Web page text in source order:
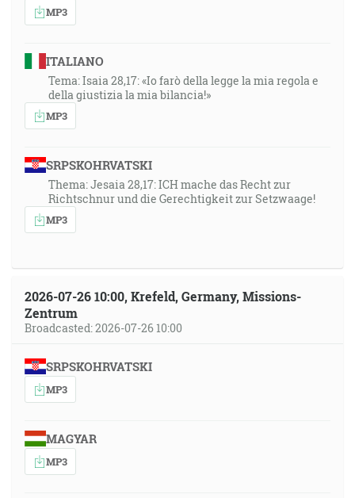
MP3
ITALIANO
Tema: Isaia 28,17: «Io farò della legge la mia regola e
della giustizia la mia bilancia!»
MP3
SRPSKOHRVATSKI
Thema: Jesaia 28,17: ICH mache das Recht zur
Richtschnur und die Gerechtigkeit zur Setzwaage!
MP3
2026-07-26 10:00, Krefeld, Germany, Missions-
Zentrum
Broadcasted: 2026-07-26 10:00
SRPSKOHRVATSKI
MP3
MAGYAR
MP3